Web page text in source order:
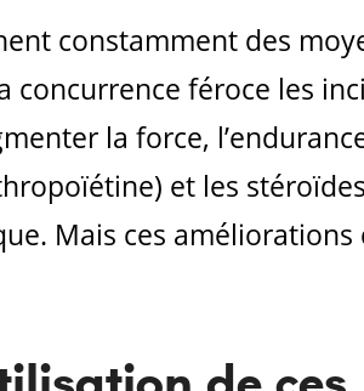
constamment des
concurrence féroce les
la force,
et les
Mais ces